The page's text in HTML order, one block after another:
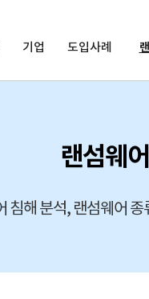
기업 도입사례
랜섬웨
침해 분석, 랜섬웨어